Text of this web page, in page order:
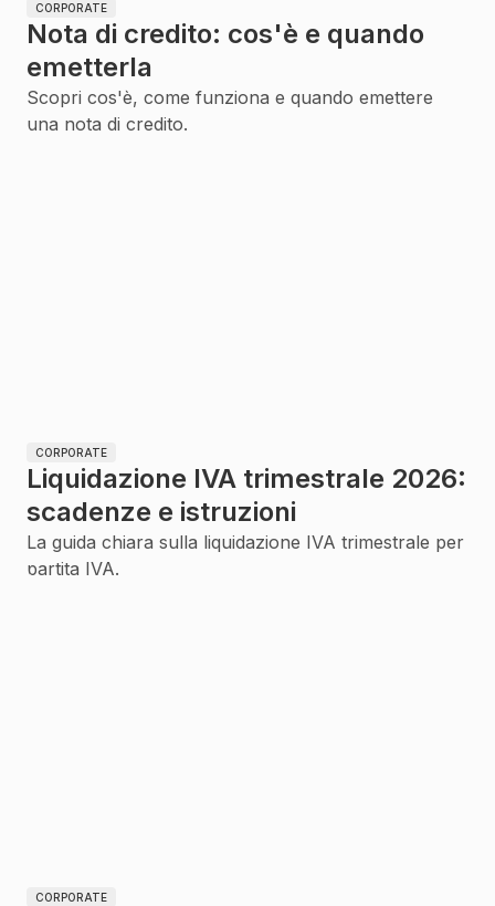
CORPORATE
Nota di credito: cos'è e quando
emetterla
Scopri cos'è, come funziona e quando emettere
una nota di credito.
CORPORATE
Liquidazione IVA trimestrale 2026:
scadenze e istruzioni
La guida chiara sulla liquidazione IVA trimestrale per
partita IVA.
CORPORATE